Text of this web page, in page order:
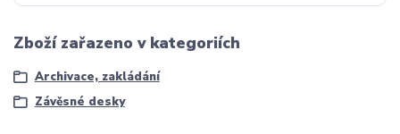
Zboží zařazeno v kategoriích
Archivace, zakládání
Závěsné desky